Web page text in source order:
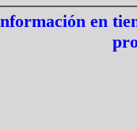
en